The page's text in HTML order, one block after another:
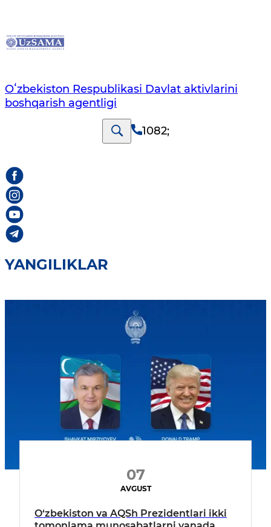
Oʻzbekiston Respublikasi Davlat aktivlarini
boshqarish agentligi
1082;
YANGILIKLAR
07
AVGUST
O‘zbekiston va AQSh Prezidentlari ikki